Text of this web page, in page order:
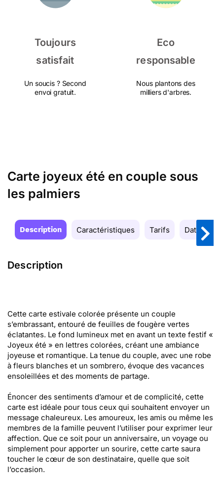
Toujours
satisfait
Un soucis ? Second
envoi gratuit.
Eco
responsable
Nous plantons des
milliers d'arbres.
Carte joyeux été en couple sous
les palmiers
Description Caractéristiques Tarifs Date de
Description
Cette carte estivale colorée présente un couple
s’embrassant, entouré de feuilles de fougère vertes
éclatantes. Le fond lumineux met en avant un texte festif «
Joyeux été » en lettres colorées, créant une ambiance
joyeuse et romantique. La tenue du couple, avec une robe
à fleurs blanches et un sombrero, évoque des vacances
ensoleillées et des moments de partage.
Énoncer des sentiments d’amour et de complicité, cette
carte est idéale pour tous ceux qui souhaitent envoyer un
message chaleureux. Les amoureux, les amis ou même les
membres de la famille peuvent l’utiliser pour exprimer leur
affection. Que ce soit pour un anniversaire, un voyage ou
simplement pour apporter un sourire, cette carte saura
toucher le cœur de son destinataire, quelle que soit
l’occasion.